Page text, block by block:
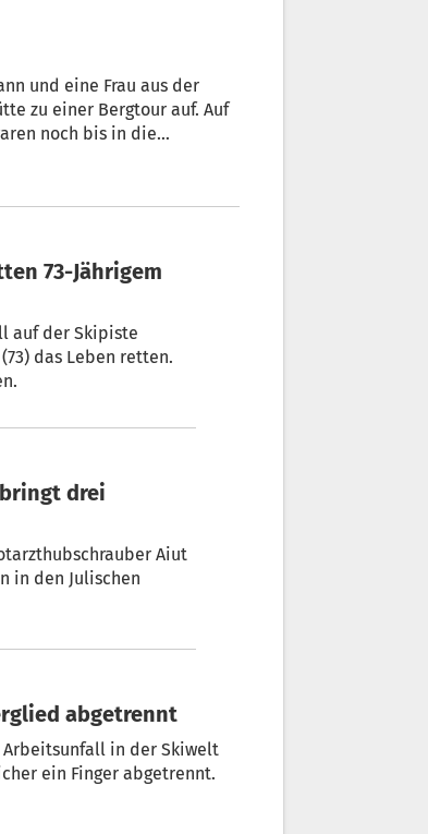
zu einer Bergtour auf. Auf
noch bis in die
73-Jährigem
auf der Skipiste
das Leben retten.
drei
Aiut
in den Julischen
abgetrennt
Arbeitsunfall in der Skiwelt
ein Finger abgetrennt.